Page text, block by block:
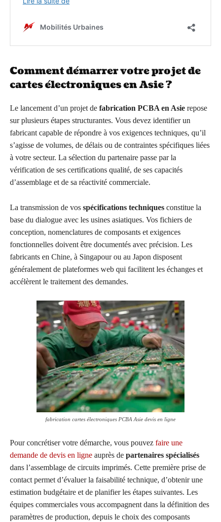
Comment démarrer votre projet de
cartes électroniques en Asie ?
Le lancement d’un projet de fabrication PCBA en Asie repose
sur plusieurs étapes structurantes. Vous devez identifier un
fabricant capable de répondre à vos exigences techniques, qu’il
s’agisse de volumes, de délais ou de contraintes spécifiques liées
à votre secteur. La sélection du partenaire passe par la
vérification de ses certifications qualité, de ses capacités
d’assemblage et de sa réactivité commerciale.
La transmission de vos spécifications techniques constitue la
base du dialogue avec les usines asiatiques. Vos fichiers de
conception, nomenclatures de composants et exigences
fonctionnelles doivent être documentés avec précision. Les
fabricants en Chine, à Singapour ou au Japon disposent
généralement de plateformes web qui facilitent les échanges et
accélèrent le traitement des demandes.
fabrication cartes électroniques PCBA Asie devis en ligne
Pour concrétiser votre démarche, vous pouvez faire une
demande de devis en ligne auprès de partenaires spécialisés
dans l’assemblage de circuits imprimés. Cette première prise de
contact permet d’évaluer la faisabilité technique, d’obtenir une
estimation budgétaire et de planifier les étapes suivantes. Les
équipes commerciales vous accompagnent dans la définition des
paramètres de production, depuis le choix des composants